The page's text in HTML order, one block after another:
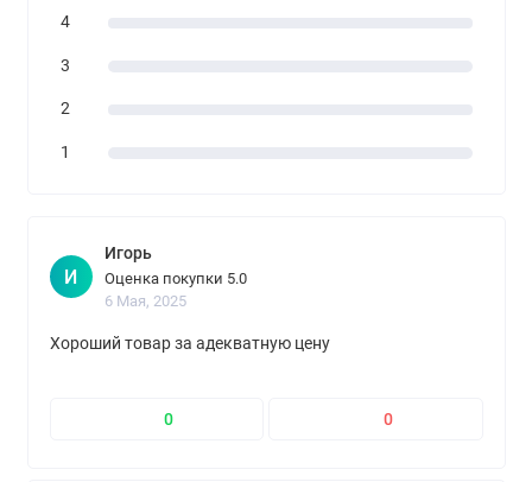
4
3
2
1
И
Игорь
Оценка покупки 5.0
6 Мая, 2025
Хороший товар за адекватную цену
0 0